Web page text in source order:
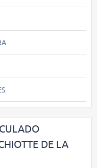
DE LA